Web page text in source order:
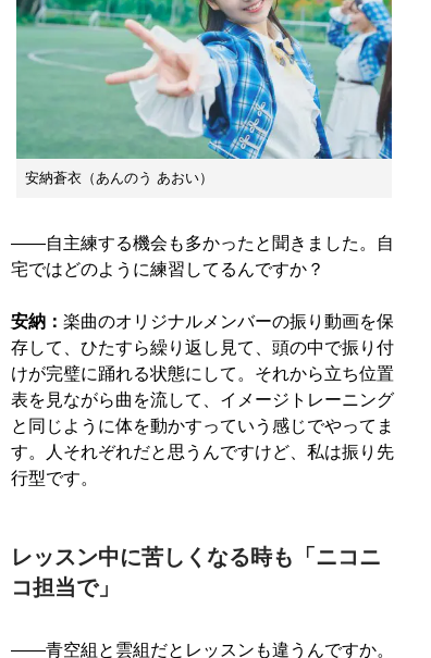
安納蒼衣（あんのう あおい）
――自主練する機会も多かったと聞きました。自
宅ではどのように練習してるんですか？
安納： 楽曲のオリジナルメンバーの振り動画を保
存して、ひたすら繰り返し見て、頭の中で振り付
けが完璧に踊れる状態にして。それから立ち位置
表を見ながら曲を流して、イメージトレーニング
と同じように体を動かすっていう感じでやってま
す。人それぞれだと思うんですけど、私は振り先
行型です。
レッスン中に苦しくなる時も「ニコニ
コ担当で」
――青空組と雲組だとレッスンも違うんですか。